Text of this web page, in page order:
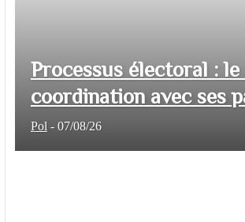
Processus électoral :
coordination avec ses
Pol - 07/08/26